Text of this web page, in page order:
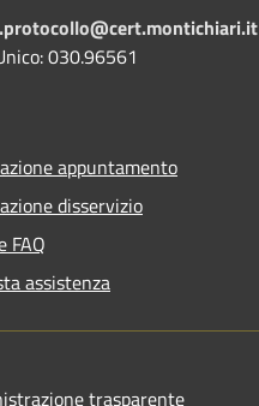
030.96561
appuntamento
disservizio
FAQ
assistenza
trasparente